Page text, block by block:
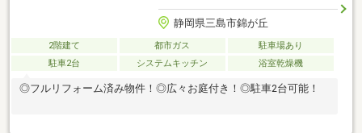
静岡県三島市錦が丘
2階建て 都市ガス
駐車場あり
駐車2台
システムキッチン 浴室乾燥機
◎フルリフォーム済み物件！◎広々お庭付き！◎駐車2台可能！